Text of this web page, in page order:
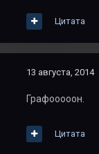
Цитата
13 августа, 2014
Графооооон.
Цитата